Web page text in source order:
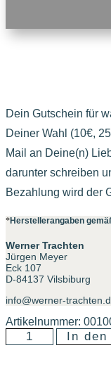
Dein Gutschein für
Deiner Wahl (10€,
Mail an Deine(n)
darunter schreiben
Bezahlung wird der
Herstellerangaben
Werner Trachten
Jürgen Meyer
Eck 107
D-84137 Vilsbiburg
info@werner-
Artikelnummer:
In den